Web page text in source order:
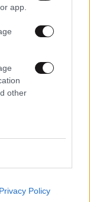
app.
other
Privacy Policy
και των